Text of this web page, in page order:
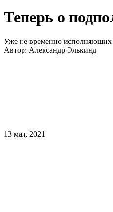
Теперь о
Уже не временно исполняющих
Автор: Александр Элькинд
13 мая, 2021